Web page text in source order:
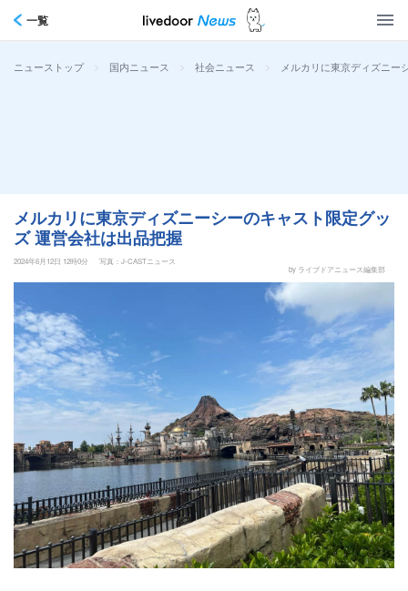
一覧
ニューストップ > 国内ニュース > 社会ニュース > メルカリに東京ディズニー
メルカリに東京ディズニーシーのキャスト限定グッ
ズ 運営会社は出品把握
2024年6月12日 12時0分
写真：J-CASTニュース
by ライブドアニュース編集部